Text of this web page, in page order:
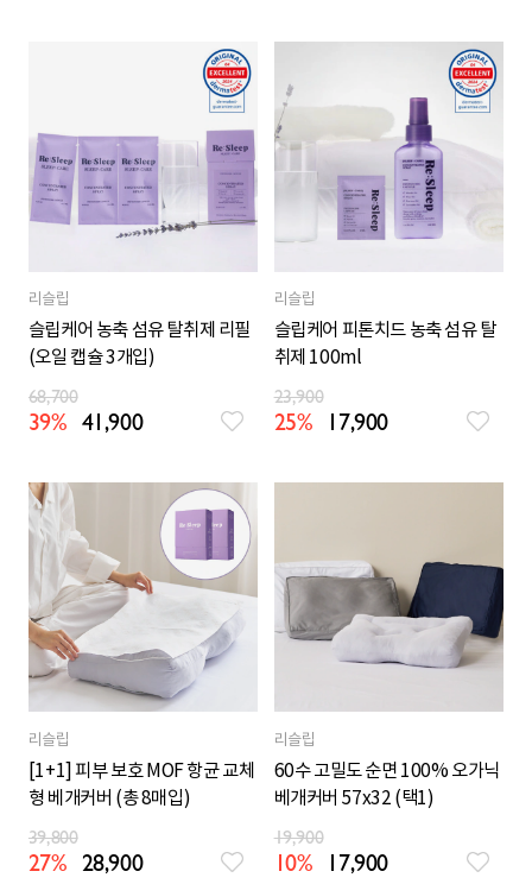
리슬립
슬립케어 농축 섬유 탈취제 리필
(오일 캡슐 3개입)
68,700
39% 41,900
리슬립
슬립케어 피톤치드 농축 섬유 탈
취제 100ml
23,900
25% 17,900
리슬립
[1+1] 피부 보호 MOF 항균 교체
형 베개커버 (총 8매입)
39,800
27% 28,900
리슬립
60수 고밀도 순면 100% 오가닉
베개커버 57x32 (택1)
19,900
10% 17,900